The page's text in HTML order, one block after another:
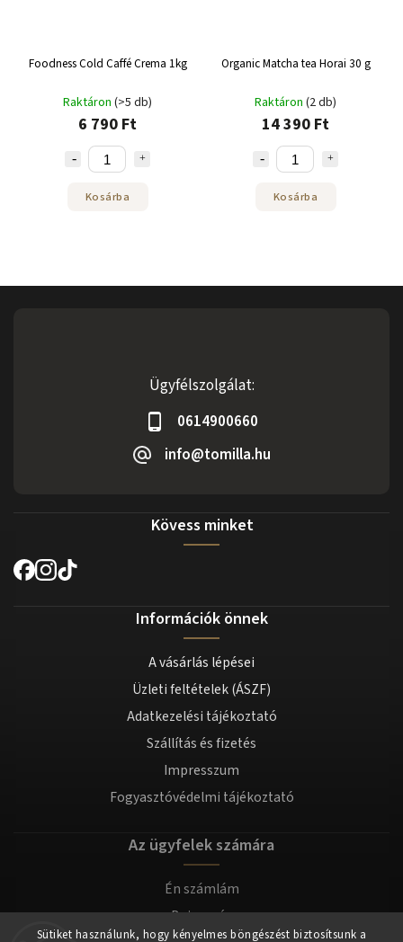
Sütiket használunk, hogy kényelmes böngészést biztosítsunk a
Foodness Cold Caffé Crema 1kg
Raktáron (>5 db)
6 790 Ft
Kosárba
Organic Matcha tea Horai 30 g
Raktáron (2 db)
14 390 Ft
Kosárba
Ügyfélszolgálat:
0614900660
info@tomilla.hu
Kövess minket
Információk önnek
A vásárlás lépései
Üzleti feltételek (ÁSZF)
Adatkezelési tájékoztató
Szállítás és fizetés
Impresszum
Fogyasztóvédelmi tájékoztató
Az ügyfelek számára
Én számlám
Bejegyzés